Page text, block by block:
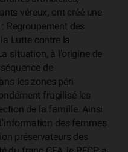
véreux, ont créé une
Regroupement des
Lutte contre la
situation, à l’origine de
de
les zones péri
fragilisé les
de la famille. Ainsi
des femmes
préservateurs des